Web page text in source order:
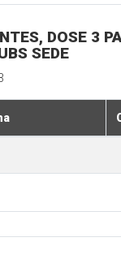
DOSE 3
SEDE